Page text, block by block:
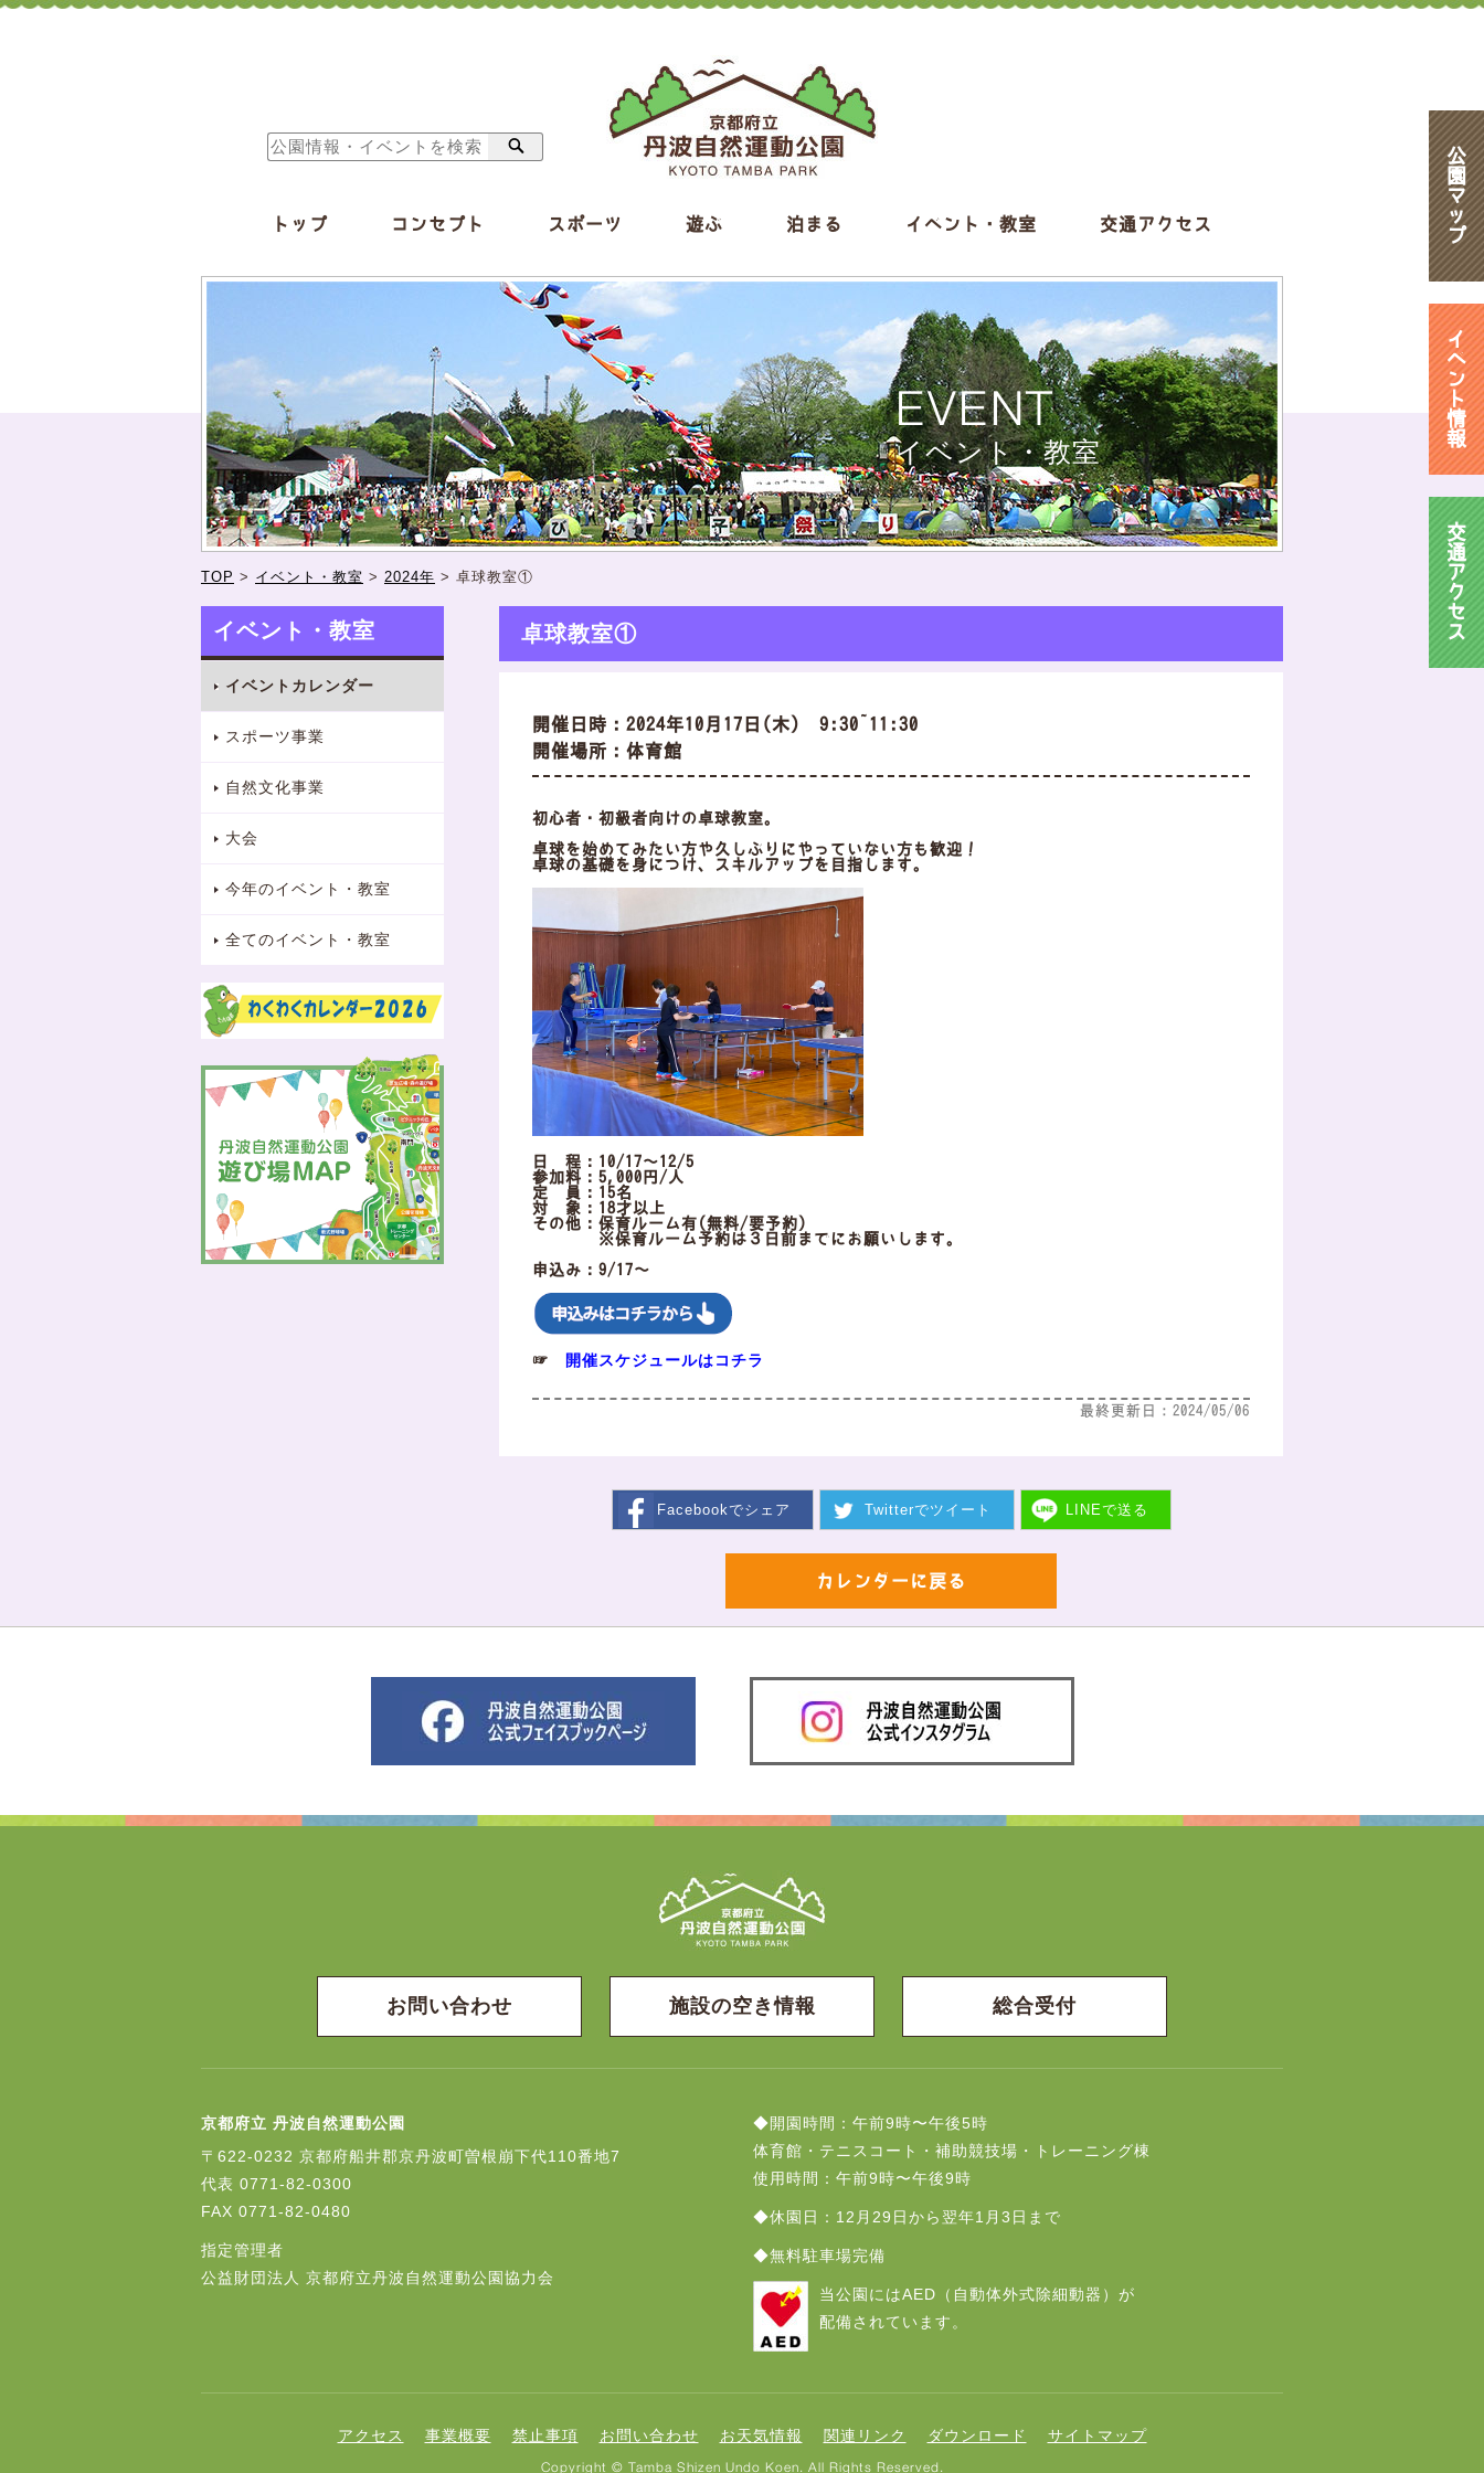
トップ コンセプト スポーツ 遊ぶ 泊まる イベント・教室 交通アクセス
公
園
マ
ッ
プ
イ
ベ
ン
ト
情
報
交
通
ア
ク
セ
ス
EVENT
イベント・教室
TOP > イベント・教室 > 2024年 > 卓球教室①
イベント・教室
イベントカレンダー
スポーツ事業
自然文化事業
大会
今年のイベント・教室
全てのイベント・教室
卓球教室①
開催日時：2024年10月17日(木) 9:30~11:30
開催場所：体育館
初心者・初級者向けの卓球教室。
卓球を始めてみたい方や久しぶりにやっていない方も歓迎！
卓球の基礎を身につけ、スキルアップを目指します。
日 程：10/17～12/5
参加料：5,000円/人
定 員：15名
対 象：18才以上
その他：保育ルーム有(無料/要予約)
※保育ルーム予約は３日前までにお願いします。
申込み：9/17～
☞ 開催スケジュールはコチラ
最終更新日：2024/05/06
Facebookでシェア Twitterでツイート LINEで送る
カレンダーに戻る
お問い合わせ 施設の空き情報 総合受付
京都府立 丹波自然運動公園
〒622-0232 京都府船井郡京丹波町曽根崩下代110番地7
代表 0771-82-0300
FAX 0771-82-0480
指定管理者
公益財団法人 京都府立丹波自然運動公園協力会
◆開園時間：午前9時〜午後5時
体育館・テニスコート・補助競技場・トレーニング棟
使用時間：午前9時〜午後9時
◆休園日：12月29日から翌年1月3日まで
◆無料駐車場完備
当公園にはAED（自動体外式除細動器）が
配備されています。
アクセス 事業概要 禁止事項 お問い合わせ お天気情報 関連リンク ダウンロード サイトマップ
Copyright © Tamba Shizen Undo Koen. All Rights Reserved.